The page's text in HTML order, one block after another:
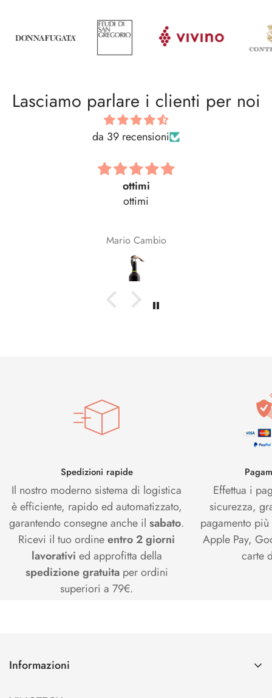
Lasciamo parlare i clienti per noi
da 39 recensioni
Spedizioni rapide
Il nostro moderno sistema di logistica
è efficiente, rapido ed automatizzato,
garantendo consegne anche ilsabato.
Ricevi il tuo ordineentro 2 giorni
lavorativi ed approfitta della
spedizione gratuita per ordini
superiori a 79€.
Effettua i
sicurezza,
pagamento
Apple Pay,
carte
Informazioni